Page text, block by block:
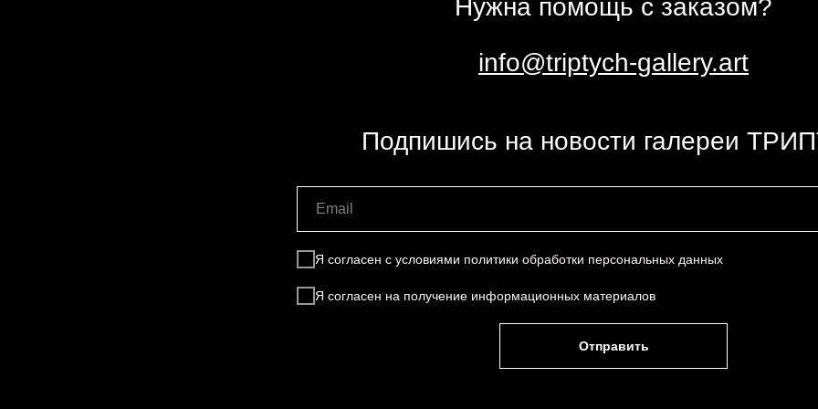
Нужна помощь с заказом?
info@triptych-gallery.art
Подпишись на новости галереи
Я согласен с условиями политики обработки персональных данных
Я согласен на получение информационных материалов
Отправить